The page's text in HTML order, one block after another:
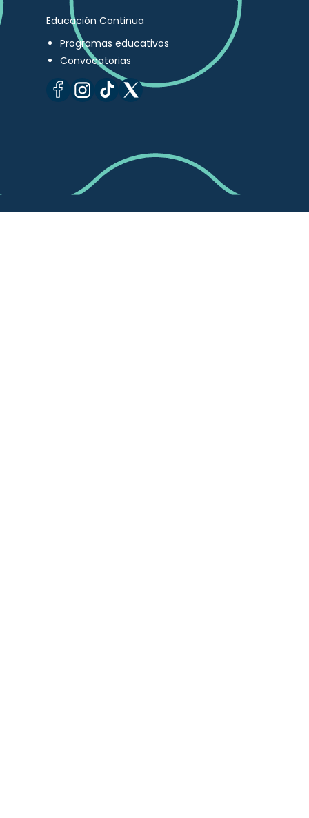
Educación Continua
Programas educativos
Convocatorias